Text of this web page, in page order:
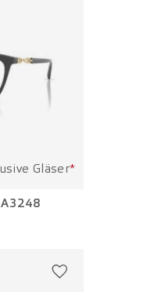
Gläser*